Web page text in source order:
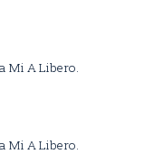
Mi A Libero.
Mi A Libero.